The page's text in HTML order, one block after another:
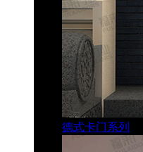
德式卡门系列